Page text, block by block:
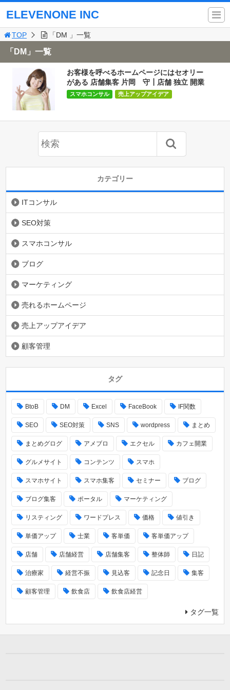
ELEVENONE INC
TOP 「DM 」一覧
「DM」一覧
お客様を呼べるホームページにはセオリー
がある 店舗集客 片岡 守┃店舗 独立 開業
スマホコンサル 売上アップアイデア
カテゴリー
ITコンサル
SEO対策
スマホコンサル
ブログ
マーケティング
売れるホームページ
売上アップアイデア
顧客管理
タグ
BtoB DM Excel FaceBook IF関数
SEO SEO対策 SNS wordpress まとめ
まとめグログ アメブロ エクセル カフェ開業
グルメサイト コンテンツ スマホ
スマホサイト スマホ集客 セミナー ブログ
ブログ集客 ポータル マーケティング
リスティング ワードプレス 価格 値引き
単価アップ 士業 客単価 客単価アップ
店舗 店舗経営 店舗集客 整体師 日記
治療家 経営不振 見込客 記念日 集客
顧客管理 飲食店 飲食店経営
タグ一覧